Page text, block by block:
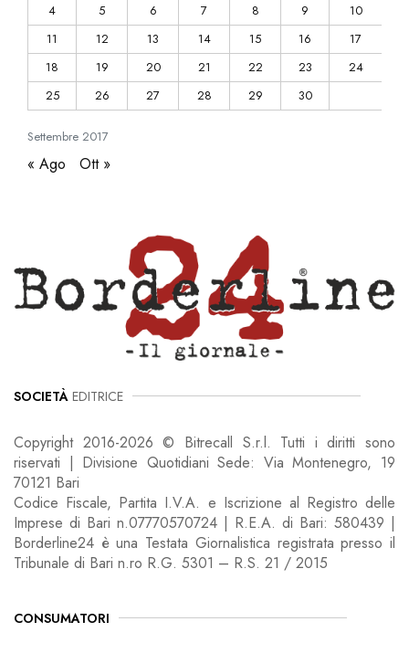
Settembre 2017
4
5 6 7 8 9
10
11
12 13 14 15 16
17
18
19 20 21 22 23
24
25
26 27 28 29 30
« Ago Ott »
SOCIETÀ EDITRICE
Copyright 2016-2026 © Bitrecall S.r.l. Tutti i diritti sono
riservati | Divisione Quotidiani Sede: Via Montenegro, 19
70121 Bari
Codice Fiscale, Partita I.V.A. e Iscrizione al Registro delle
Imprese di Bari n.07770570724 | R.E.A. di Bari: 580439 |
Borderline24 è una Testata Giornalistica registrata presso il
Tribunale di Bari n.ro R.G. 5301 – R.S. 21 / 2015
CONSUMATORI